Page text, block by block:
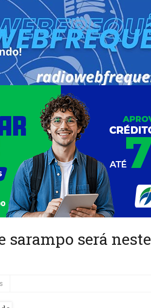
sarampo será neste